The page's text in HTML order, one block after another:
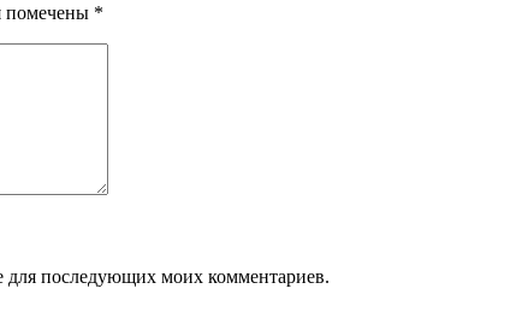
помечены *
для последующих моих комментариев.